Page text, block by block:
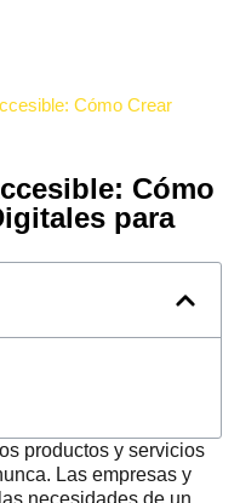
Cómo Crear
Cómo
para
productos y servicios
Las empresas y
necesidades de un